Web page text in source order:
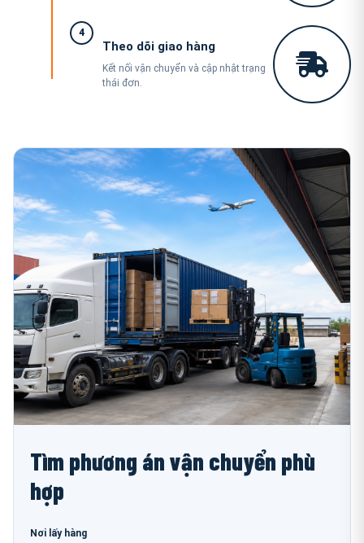
4
Theo dõi giao hàng
Kết nối vận chuyển và cập nhật trạng
thái đơn.
Tìm phương án vận chuyển phù
hợp
Nơi lấy hàng